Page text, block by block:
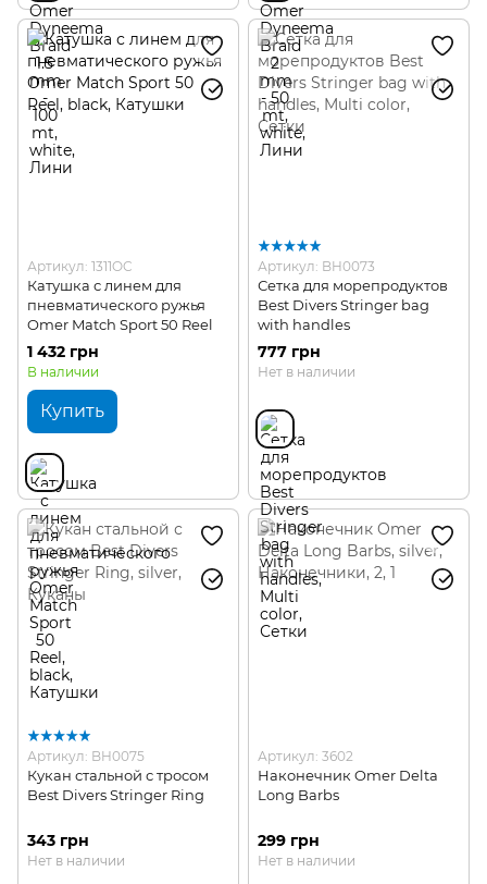
Артикул: 1311OC
Катушка с линем для
пневматического ружья
Omer Match Sport 50 Reel
1 432 грн
В наличии
Купить
Артикул: BH0073
Сетка для морепродуктов
Best Divers Stringer bag
with handles
777 грн
Нет в наличии
Артикул: BH0075
Кукан стальной с тросом
Best Divers Stringer Ring
343 грн
Нет в наличии
Артикул: 3602
Наконечник Omer Delta
Long Barbs
299 грн
Нет в наличии